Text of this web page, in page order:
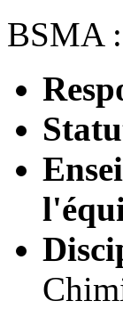
BSMA